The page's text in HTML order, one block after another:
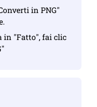
in PNG"
in "Fatto", fai clic